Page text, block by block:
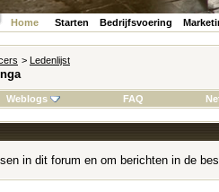
Home Starten Bedrijfsvoering
> Ledenlijst
Weblogs FAQ
in dit forum en om berichten in de